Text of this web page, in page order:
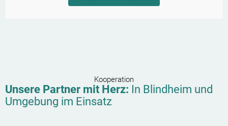
Kooperation
Unsere Partner mit Herz: In Blindheim und
Umgebung im Einsatz